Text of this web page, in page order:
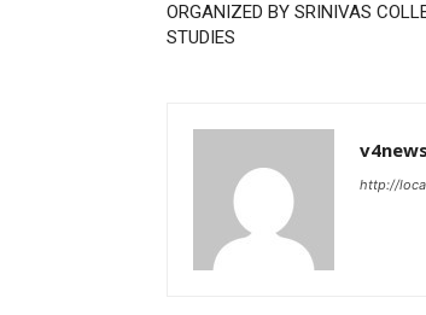
ORGANIZED BY SRINIVAS
STUDIES
v4news
http://